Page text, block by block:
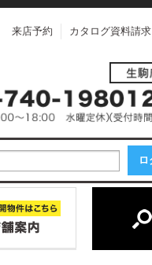
来店予約 カタログ資料請求